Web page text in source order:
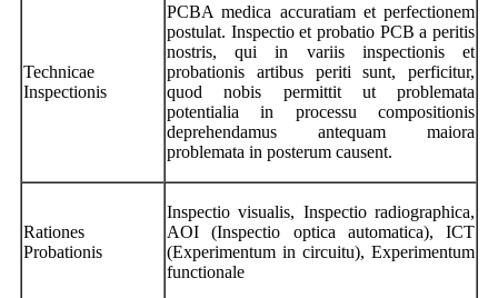
Technicae
Inspectionis
PCBA medica accuratiam et perfectionem
postulat. Inspectio et probatio PCB a peritis
nostris, qui in variis inspectionis et
probationis artibus periti sunt, perficitur,
quod nobis permittit ut problemata
potentialia in processu compositionis
deprehendamus antequam maiora
problemata in posterum causent.
Rationes
Probationis
Inspectio visualis, Inspectio radiographica,
AOI (Inspectio optica automatica), ICT
(Experimentum in circuitu), Experimentum
functionale